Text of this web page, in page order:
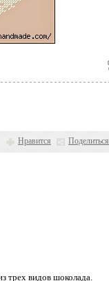
Нравится Поделиться
видов шоколада.